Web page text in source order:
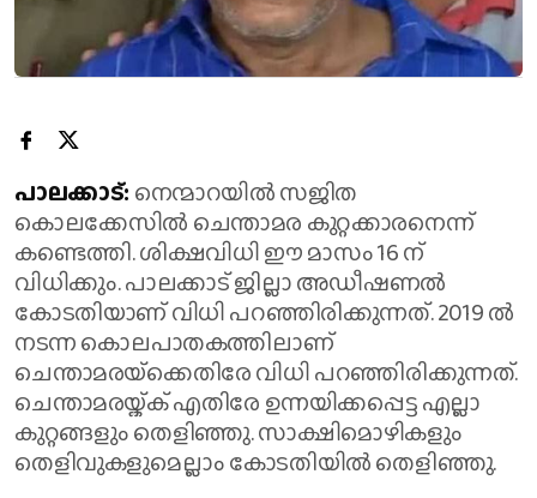
പാലക്കാട്: നെന്മാറയില്‍ സജിത
കൊലക്കേസില്‍ ചെന്താമര കുറ്റക്കാരനെന്ന്
കണ്ടെത്തി. ശിക്ഷവിധി ഈ മാസം 16 ന്
വിധിക്കും. പാലക്കാട് ജില്ലാ അഡീഷണല്‍
കോടതിയാണ് വിധി പറഞ്ഞിരിക്കുന്നത്. 2019 ല്‍
നടന്ന കൊലപാതകത്തിലാണ്
ചെന്താമരയ്‌ക്കെതിരേ വിധി പറഞ്ഞിരിക്കുന്നത്.
ചെന്താമരയ്ക്ക് എതിരേ ഉന്നയിക്കപ്പെട്ട എല്ലാ
കുറ്റങ്ങളും തെളിഞ്ഞു. സാക്ഷിമൊഴികളും
തെളിവുകളുമെല്ലാം കോടതിയില്‍ തെളിഞ്ഞു.